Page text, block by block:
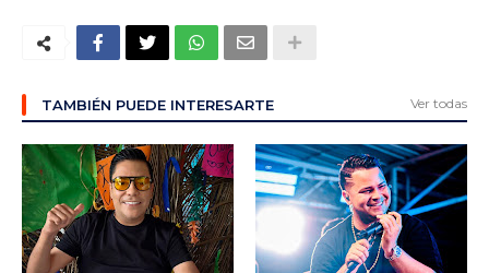
TAMBIÉN PUEDE INTERESARTE Ver todas